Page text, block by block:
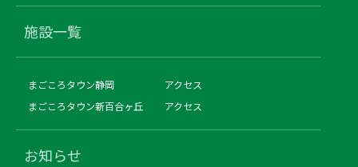
施設一覧
まごころタウン静岡
アクセス
まごころタウン新百合ヶ丘
アクセス
お知らせ